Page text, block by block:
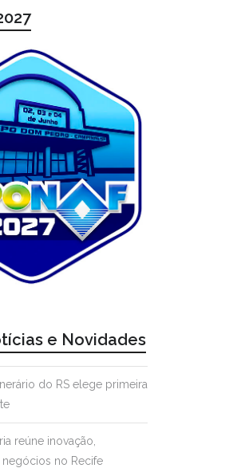
e Novidades
do RS elege primeira
reúne inovação,
no Recife